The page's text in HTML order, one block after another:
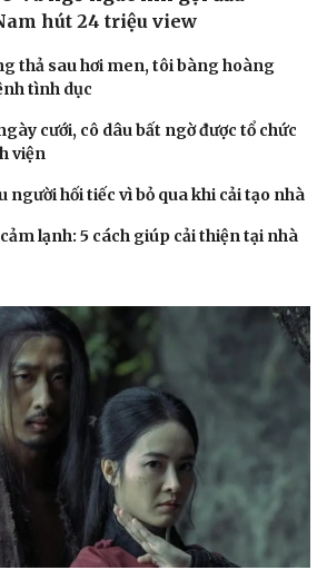
Công nghệ
Tin Công nghệ
hút 24 triệu view
thả sau hơi men, tôi bàng hoàng
tình dục
cưới, cô dâu bất ngờ được tổ chức
viện
người hối tiếc vì bỏ qua khi cải tạo nhà
lạnh: 5 cách giúp cải thiện tại nhà